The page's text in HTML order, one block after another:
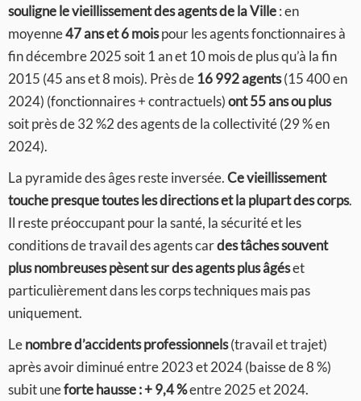
souligne le vieillissement des agents de la Ville: en
moyenne47 ans et 6 moispour les agents fonctionnaires à
fin décembre 2025 soit 1 an et 10 mois de plus qu’à la fin
2015 (45 ans et 8 mois). Près de 16 992 agents(15 400 en
2024) (fonctionnaires + contractuels)ont 55 ans ou plus
soit près de 32 %2 des agents de la collectivité (29 % en
2024).
La pyramide des âges reste inversée.Ce vieillissement
touche presque toutes les directions et la plupart des corps.
Il reste préoccupant pour la santé, la sécurité et les
conditions de travail des agents cardes tâches souvent
plus nombreuses pèsent sur des agents plus âgéset
particulièrement dans les corps techniques mais pas
uniquement.
Lenombre d’accidents professionnels(travail et trajet)
après avoir diminué entre 2023 et 2024 (baisse de 8 %)
subit uneforte hausse : + 9,4 %entre 2025 et 2024.